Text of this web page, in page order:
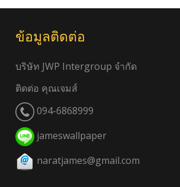
ข้อมูลติดต่อ
บริษัท JWP Intergroup จำกัด
ติดต่อ คุณเจมส์
094-6868999
jameswallpaper
naratjames@gmail.com